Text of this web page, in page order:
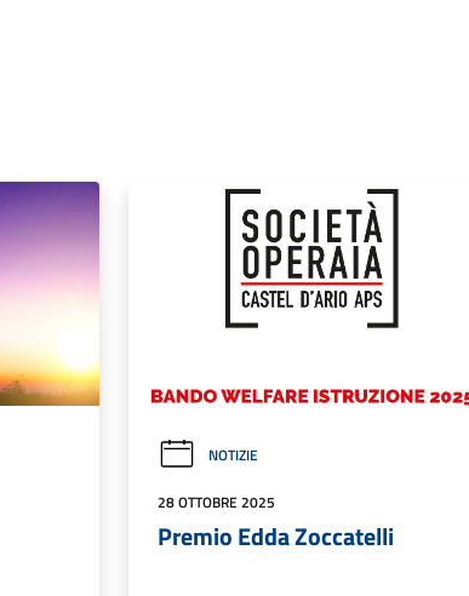
NOTIZIE
28 OTTOBRE 2025
Premio Edda Zoccatelli